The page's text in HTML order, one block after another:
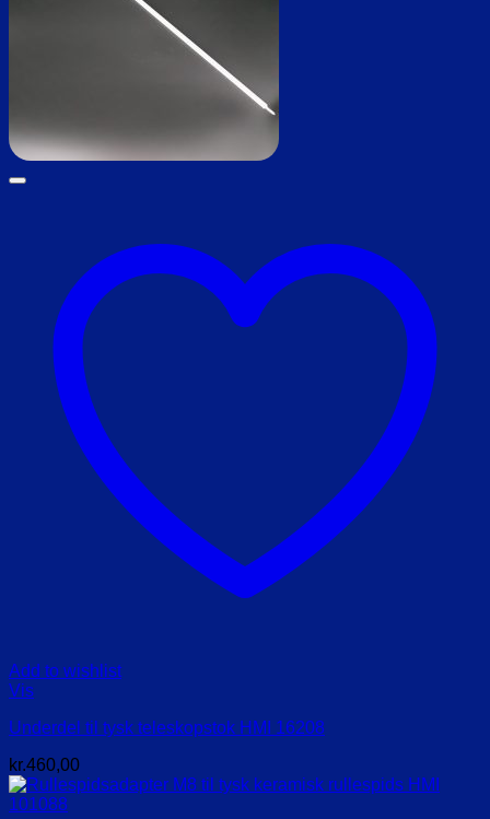
Add to wishlist
Vis
Underdel til tysk teleskopstok HMI 16208
kr.460,00